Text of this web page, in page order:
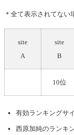
＊全て表示されてな
site
A
site
B
10位
有効ランキングサ
西原加純のランキ